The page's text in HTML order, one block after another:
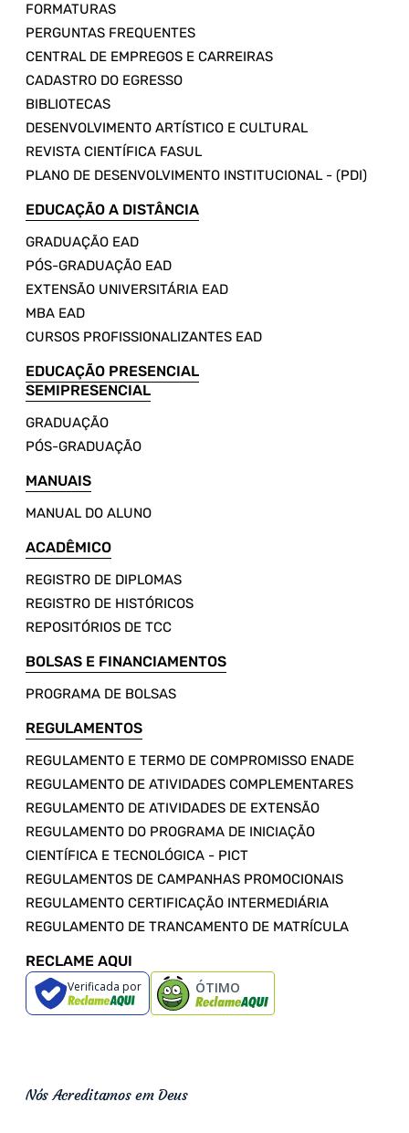
FORMATURAS
PERGUNTAS FREQUENTES
CENTRAL DE EMPREGOS E CARREIRAS
CADASTRO DO EGRESSO
BIBLIOTECAS
DESENVOLVIMENTO ARTÍSTICO E CULTURAL
REVISTA CIENTÍFICA FASUL
PLANO DE DESENVOLVIMENTO INSTITUCIONAL - (PDI)
EDUCAÇÃO A DISTÂNCIA
GRADUAÇÃO EAD
PÓS-GRADUAÇÃO EAD
EXTENSÃO UNIVERSITÁRIA EAD
MBA EAD
CURSOS PROFISSIONALIZANTES EAD
EDUCAÇÃO PRESENCIAL
SEMIPRESENCIAL
GRADUAÇÃO
PÓS-GRADUAÇÃO
MANUAIS
MANUAL DO ALUNO
ACADÊMICO
REGISTRO DE DIPLOMAS
REGISTRO DE HISTÓRICOS
REPOSITÓRIOS DE TCC
BOLSAS E FINANCIAMENTOS
PROGRAMA DE BOLSAS
REGULAMENTOS
REGULAMENTO E TERMO DE COMPROMISSO ENADE
REGULAMENTO DE ATIVIDADES COMPLEMENTARES
REGULAMENTO DE ATIVIDADES DE EXTENSÃO
REGULAMENTO DO PROGRAMA DE INICIAÇÃO
CIENTÍFICA E TECNOLÓGICA - PICT
REGULAMENTOS DE CAMPANHAS PROMOCIONAIS
REGULAMENTO CERTIFICAÇÃO INTERMEDIÁRIA
REGULAMENTO DE TRANCAMENTO DE MATRÍCULA
RECLAME AQUI
Verificada por ÓTIMO
Nós Acreditamos em Deus